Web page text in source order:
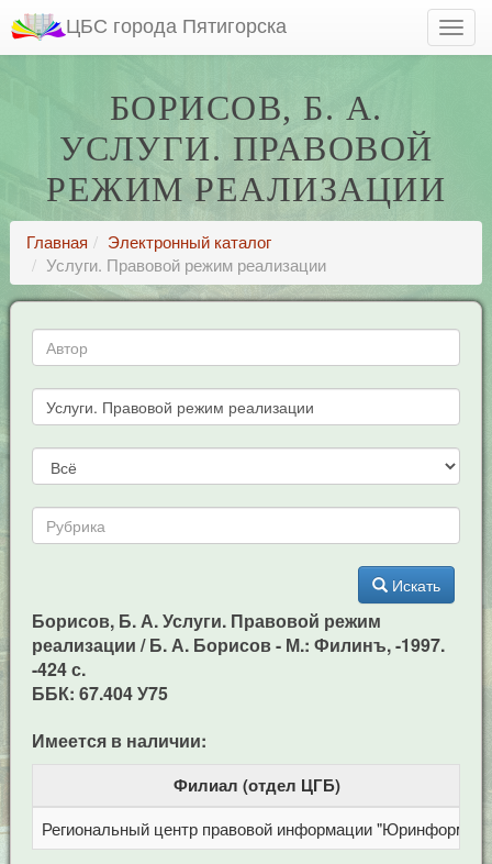
ЦБС города Пятигорска
БОРИСОВ, Б. А.
УСЛУГИ. ПРАВОВОЙ
РЕЖИМ РЕАЛИЗАЦИИ
Главная
Электронный каталог
Услуги. Правовой режим реализации
Искать
Борисов, Б. А. Услуги. Правовой режим
реализации / Б. А. Борисов - М.: Филинъ, -1997.
-424 с.
ББК: 67.404 У75
Имеется в наличии:
Филиал (отдел ЦГБ)
Региональный центр правовой информации "Юринформ"